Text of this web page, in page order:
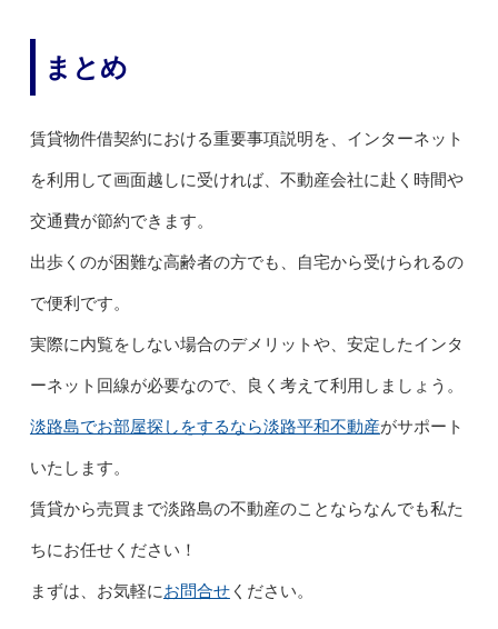
まとめ
賃貸物件借契約における重要事項説明を、インターネット
を利用して画面越しに受ければ、不動産会社に赴く時間や
交通費が節約できます。
出歩くのが困難な高齢者の方でも、自宅から受けられるの
で便利です。
実際に内覧をしない場合のデメリットや、安定したインタ
ーネット回線が必要なので、良く考えて利用しましょう。
淡路島でお部屋探しをするなら淡路平和不動産がサポート
いたします。
賃貸から売買まで淡路島の不動産のことならなんでも私た
ちにお任せください！
まずは、お気軽にお問合せください。